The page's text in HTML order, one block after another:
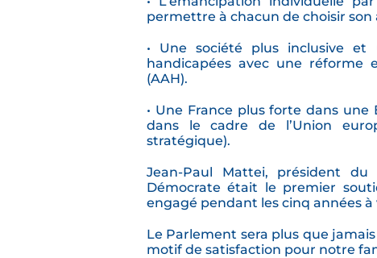
permettre à chacun de choisir son
• Une société plus inclusive
handicapées avec une réforme
(AAH).
• Une France plus forte dans une
dans le cadre de l’Union
stratégique).
Jean-Paul Mattei, président
Démocrate était le premier
engagé pendant les cinq années à
Le Parlement sera plus que
motif de satisfaction pour notre